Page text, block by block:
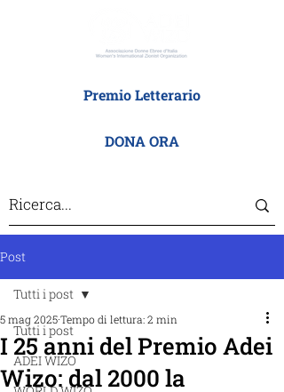
Premio Letterario
DONA ORA
Post
Tutti i post
ADEI WIZO
Tutti i post
I 25 anni del Premio Adei
Wizo: dal 2000 la
5 mag 2025Tempo di lettura: 2 min